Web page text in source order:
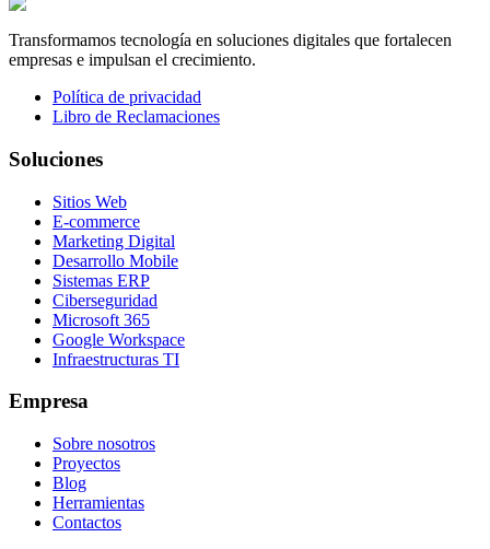
Transformamos tecnología en soluciones digitales que fortalecen
empresas e impulsan el crecimiento.
Política de privacidad
Libro de Reclamaciones
Soluciones
Sitios Web
E-commerce
Marketing Digital
Desarrollo Mobile
Sistemas ERP
Ciberseguridad
Microsoft 365
Google Workspace
Infraestructuras TI
Empresa
Sobre nosotros
Proyectos
Blog
Herramientas
Contactos